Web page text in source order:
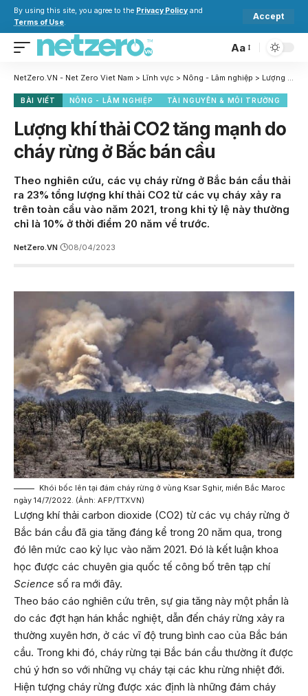
By using this site, you agree to the Privacy Policy and
Terms of Use.
Accept
Aa
NetZero.VN - Net Zero Viet Nam > Lĩnh vực > Nông - Lâm nghiệp > Lượng khí thải CO2 tăng mạnh do cháy rừng ở Bắc bán cầu
BÀI VIẾT NÔNG - LÂM NGHIỆP TÀI NGUYÊN & MÔI TRƯỜNG
Lượng khí thải CO2 tăng mạnh do
cháy rừng ở Bắc bán cầu
Theo nghiên cứu, các vụ cháy rừng ở Bắc bán cầu thải
ra 23% tổng lượng khí thải CO2 từ các vụ cháy xảy ra
trên toàn cầu vào năm 2021, trong khi tỷ lệ này thường
chỉ là 10% ở thời điểm 20 năm về trước.
NetZero.VN 08/04/2023
Khói bốc lên tại đám cháy rừng ở vùng Ksar Sghir, miền Bắc Maroc
ngày 14/7/2022. (Ảnh: AFP/TTXVN)
Lượng khí thải carbon dioxide (CO2) từ các vụ cháy rừng ở
Bắc bán cầu đã gia tăng đáng kể trong 20 năm qua, trong
đó lên mức cao kỷ lục vào năm 2021. Đó là kết luận khoa
học được các chuyên gia quốc tế công bố trên tạp chí
Science số ra mới đây.
Theo báo cáo nghiên cứu trên, sự gia tăng này một phần là
do các đợt hạn hán khắc nghiệt, dẫn đến cháy rừng xảy ra
thường xuyên hơn, ở các vĩ độ trung bình cao của Bắc bán
cầu. Trong khi đó, cháy rừng tại Bắc bán cầu thường ít được
chú ý hơn so với những vụ cháy tại các khu rừng nhiệt đới.
Hiện tượng cháy rừng được xác định là những đám cháy